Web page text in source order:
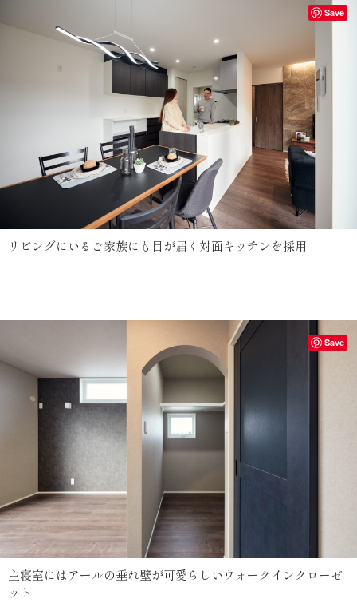
リビングにいるご家族にも目が届く対面キッチンを採用
Save
主寝室にはアールの垂れ壁が可愛らしいウォークインクローゼ
ット
Save